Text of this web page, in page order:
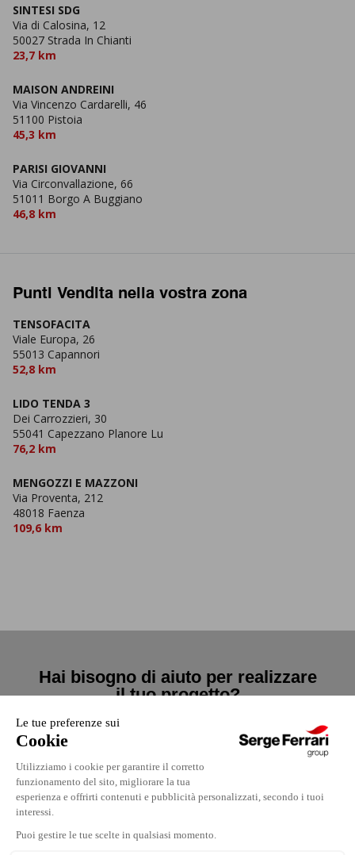
SINTESI SDG
Via di Calosina, 12
50027 Strada In Chianti
23,7 km
MAISON ANDREINI
Via Vincenzo Cardarelli, 46
51100 Pistoia
45,3 km
PARISI GIOVANNI
Via Circonvallazione, 66
51011 Borgo A Buggiano
46,8 km
Punti Vendita nella vostra zona
TENSOFACITA
Viale Europa, 26
55013 Capannori
52,8 km
LIDO TENDA 3
Dei Carrozzieri, 30
55041 Capezzano Planore Lu
76,2 km
MENGOZZI E MAZZONI
Via Proventa, 212
48018 Faenza
109,6 km
Hai bisogno di aiuto per realizzare
il tuo progetto?
Contattaci
Contattaci